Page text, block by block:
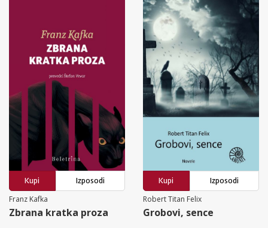
Kupi
Izposodi
Franz Kafka
Zbrana kratka proza
Kupi
Izposodi
Robert Titan Felix
Grobovi, sence